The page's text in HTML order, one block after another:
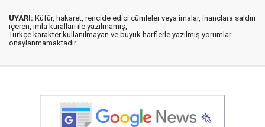
UYARI: Küfür, hakaret, rencide edici cümleler veya imalar, inançlara saldırı
içeren, imla kuralları ile yazılmamış,
Türkçe karakter kullanılmayan ve büyük harflerle yazılmış yorumlar
onaylanmamaktadır.